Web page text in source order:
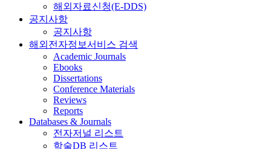
해외자료신청(E-DDS)
공지사항
공지사항
해외전자정보서비스 검색
Academic Journals
Ebooks
Dissertations
Conference Materials
Reviews
Reports
Databases & Journals
전자저널 리스트
학술DB 리스트